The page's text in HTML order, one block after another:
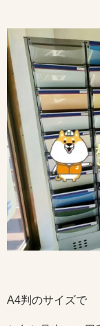
A4判のサイズで